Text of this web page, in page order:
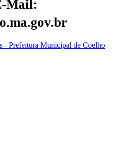
Mail:
- Prefeitura Municipal de Coelho